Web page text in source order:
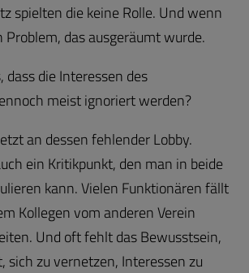
spielten die keine Rolle. Und wenn
Problem, das ausgeräumt wurde.
dass die Interessen des
meist ignoriert werden?
an dessen fehlender Lobby.
ein Kritikpunkt, den man in beide
kann. Vielen Funktionären fällt
Kollegen vom anderen Verein
Und oft fehlt das Bewusstsein,
sich zu vernetzen, Interessen zu